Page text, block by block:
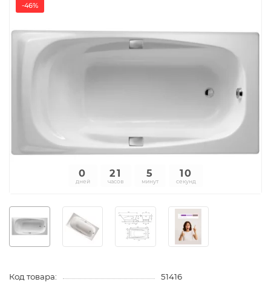
-46%
0
дней
21
часов
5
минут
9
секунд
Код товара:
51416